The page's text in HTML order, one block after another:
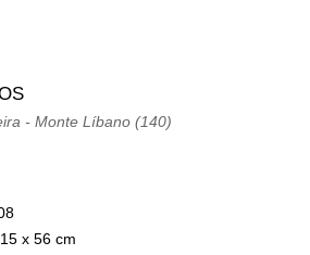
- Monte Líbano (140)
x 56 cm